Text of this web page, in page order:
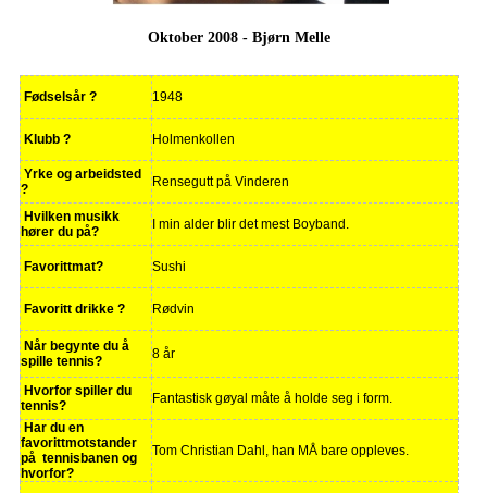
Oktober 2008 - Bjørn Melle
Fødselsår ? 1948
Klubb ? Holmenkollen
Yrke og arbeidsted
?
Rensegutt på Vinderen
Hvilken musikk
hører du på?
I min alder blir det mest Boyband.
Favorittmat? Sushi
Favoritt drikke ? Rødvin
Når begynte du å
spille tennis?
8 år
Hvorfor spiller du
tennis?
Fantastisk gøyal måte å holde seg i form.
Har du en
favorittmotstander
på tennisbanen og
hvorfor?
Tom Christian Dahl, han MÅ bare oppleves.